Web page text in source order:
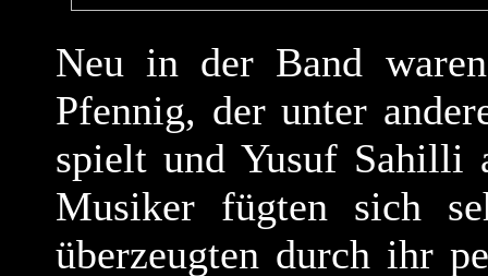
Neu in der Band
Pfennig, der unter
spielt und Yusuf Sahilli
Musiker fügten sich
überzeugten durch ihr